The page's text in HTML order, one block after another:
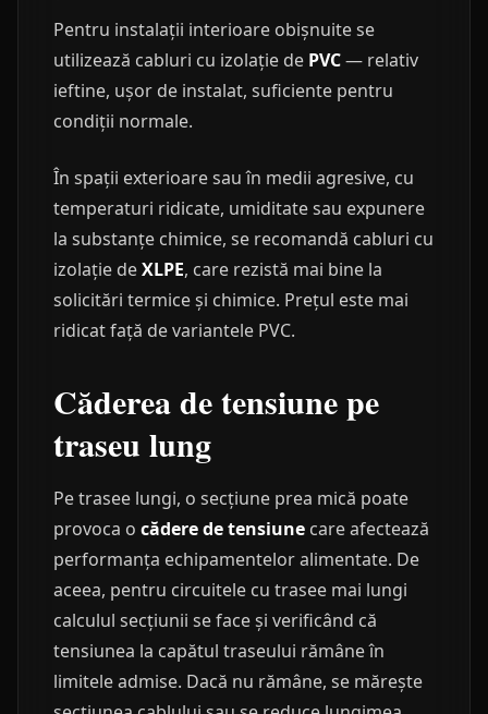
Pentru instalații interioare obișnuite se
utilizează cabluri cu izolație de PVC— relativ
ieftine, ușor de instalat, suficiente pentru
condiții normale.
În spații exterioare sau în medii agresive, cu
temperaturi ridicate, umiditate sau expunere
la substanțe chimice, se recomandă cabluri cu
izolație deXLPE, care rezistă mai bine la
solicitări termice și chimice. Prețul este mai
ridicat față de variantele PVC.
Căderea de tensiune pe
traseu lung
Pe trasee lungi, o secțiune prea mică poate
provoca o cădere de tensiune care afectează
performanța echipamentelor alimentate. De
aceea, pentru circuitele cu trasee mai lungi
calculul secțiunii se face și verificând că
tensiunea la capătul traseului rămâne în
limitele admise. Dacă nu rămâne, se mărește